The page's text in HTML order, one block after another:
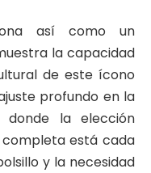
así como un
la capacidad
de este ícono
profundo en la
donde la elección
está cada
y la necesidad